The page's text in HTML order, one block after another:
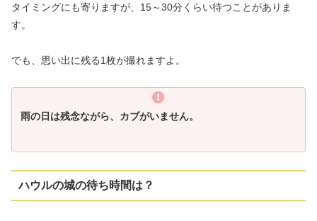
タイミングにも寄りますが、15～30分くらい待つことがありま
す。
でも、思い出に残る1枚が撮れますよ。
雨の日は残念ながら、カブがいません。
ハウルの城の待ち時間は？